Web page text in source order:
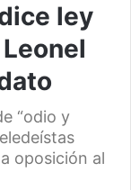
ley
“odio y
oposición al